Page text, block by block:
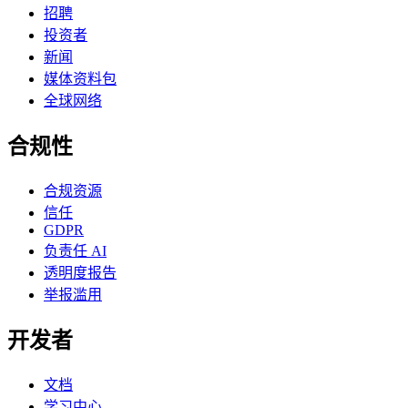
招聘
投资者
新闻
媒体资料包
全球网络
合规性
合规资源
信任
GDPR
负责任 AI
透明度报告
举报滥用
开发者
文档